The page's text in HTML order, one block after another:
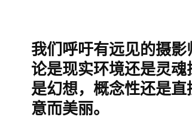
我们呼吁有远见的摄
论是现实环境还是灵
是幻想，概念性还是
意而美丽。